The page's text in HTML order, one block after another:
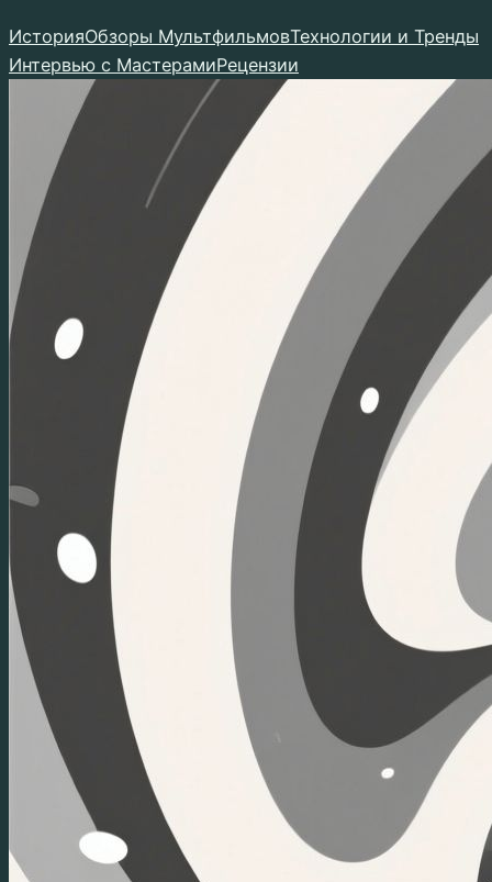
к
содержимому
ИсторияОбзоры МультфильмовТехнологии и Тренды
Интервью с МастерамиРецензии